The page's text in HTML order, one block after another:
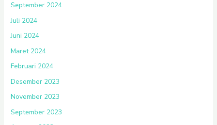
September 2024
Juli 2024
Juni 2024
Maret 2024
Februari 2024
Desember 2023
November 2023
September 2023